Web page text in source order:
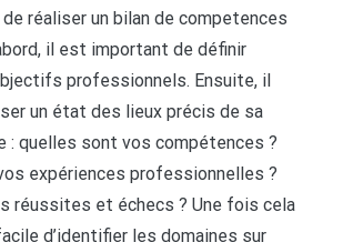
réaliser un bilan de competences
il est important de définir
professionnels. Ensuite, il
un état des lieux précis de sa
: quelles sont vos compétences ?
expériences professionnelles ?
réussites et échecs ? Une fois cela
d’identifier les domaines sur